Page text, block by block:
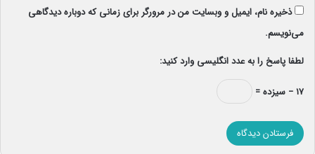
ذخیره نام، ایمیل و وبسایت من در مرورگر برای زمانی که دوباره دیدگاهی
می‌نویسم.
لطفا پاسخ را به عدد انگلیسی وارد کنید:
۱۷ − سیزده =